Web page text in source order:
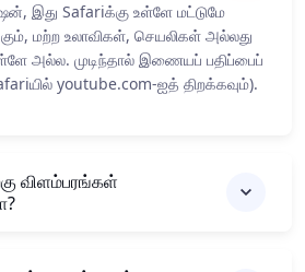
இது Safariக்கு உள்ளே மட்டுமே
மற்ற உலாவிகள், செயலிகள் அல்லது
அல்ல. முடிந்தால் இணையப் பதிப்பைப்
youtube.com-ஐத் திறக்கவும்).
விளம்பரங்கள்